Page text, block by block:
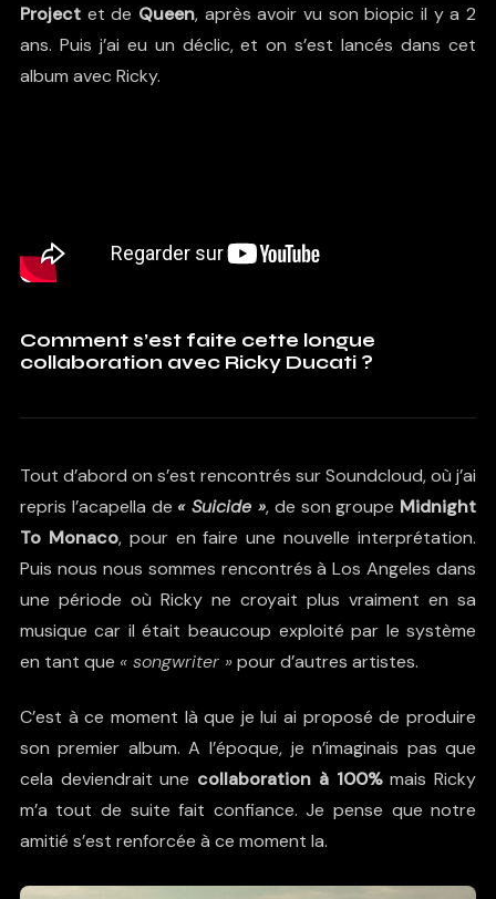
Projectet de Queen, après avoir vu son biopic il y a 2
ans. Puis j’ai eu un déclic, et on s’est lancés dans cet
album avec Ricky.
Comment s’est faite cette longue
collaboration avec Ricky Ducati ?
Tout d’abord on s’est rencontrés surSoundcloud, où j’ai
repris l’acapella de « Suicide », de son groupe Midnight
To Monaco, pour en faire une nouvelleinterprétation.
Puis nous nous sommes rencontrés à Los Angeles dans
une période où Ricky ne croyait plus vraiment en sa
musique car il était beaucoup exploité par le système
en tant que « songwriter »pour d’autres artistes.
C’est à ce moment là que je lui ai proposé de produire
son premier album. A l’époque, je n’imaginais pas que
cela deviendrait une collaboration à 100%mais Ricky
m’a tout de suite fait confiance. Je pense que notre
amitié s’est renforcée à ce moment la.